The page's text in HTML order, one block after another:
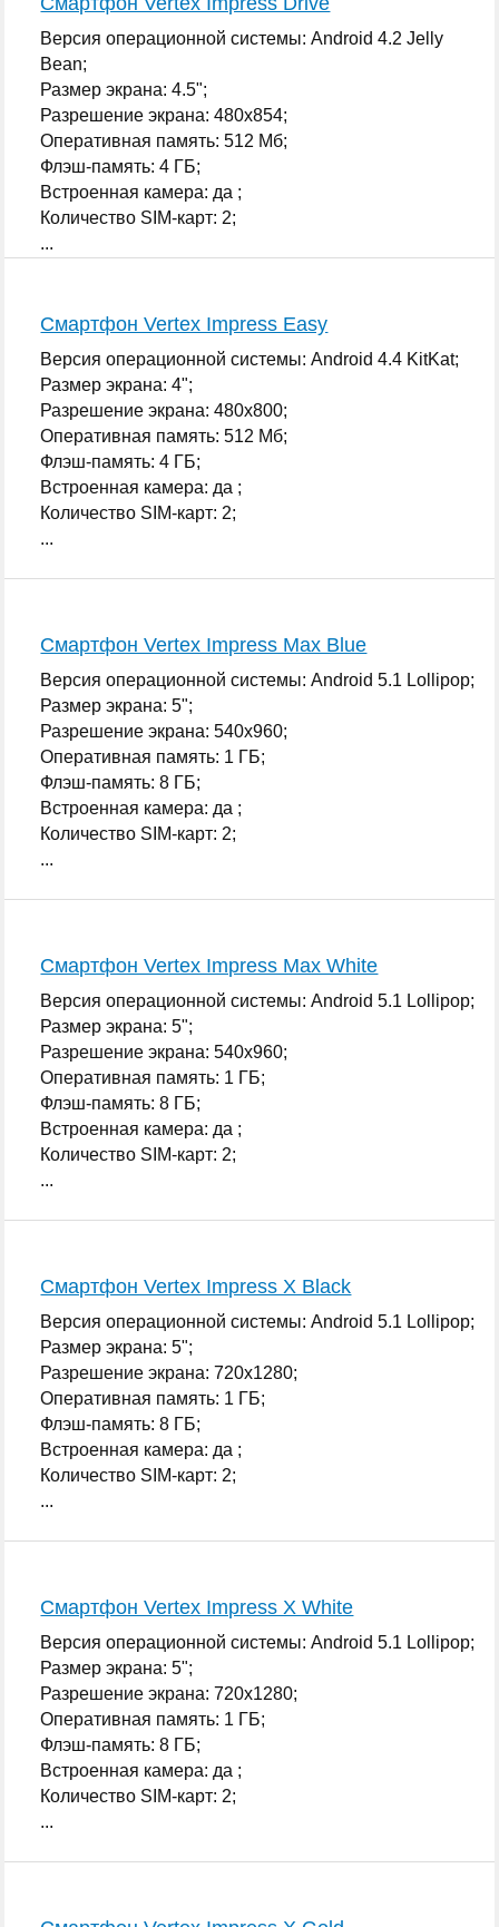
Версия операционной системы: Android 4.2 Jelly
Bean;
Размер экрана: 4.5";
Разрешение экрана: 480x854;
Оперативная память: 512 Мб;
Флэш-память: 4 ГБ;
Встроенная камера: да ;
Количество SIM-карт: 2;
...
Смартфон Vertex Impress Easy
Версия операционной системы: Android 4.4 KitKat;
Размер экрана: 4";
Разрешение экрана: 480x800;
Оперативная память: 512 Мб;
Флэш-память: 4 ГБ;
Встроенная камера: да ;
Количество SIM-карт: 2;
...
Смартфон Vertex Impress Max Blue
Версия операционной системы: Android 5.1 Lollipop;
Размер экрана: 5";
Разрешение экрана: 540x960;
Оперативная память: 1 ГБ;
Флэш-память: 8 ГБ;
Встроенная камера: да ;
Количество SIM-карт: 2;
...
Смартфон Vertex Impress Max White
Версия операционной системы: Android 5.1 Lollipop;
Размер экрана: 5";
Разрешение экрана: 540x960;
Оперативная память: 1 ГБ;
Флэш-память: 8 ГБ;
Встроенная камера: да ;
Количество SIM-карт: 2;
...
Смартфон Vertex Impress X Black
Версия операционной системы: Android 5.1 Lollipop;
Размер экрана: 5";
Разрешение экрана: 720x1280;
Оперативная память: 1 ГБ;
Флэш-память: 8 ГБ;
Встроенная камера: да ;
Количество SIM-карт: 2;
...
Смартфон Vertex Impress X White
Версия операционной системы: Android 5.1 Lollipop;
Размер экрана: 5";
Разрешение экрана: 720x1280;
Оперативная память: 1 ГБ;
Флэш-память: 8 ГБ;
Встроенная камера: да ;
Количество SIM-карт: 2;
...